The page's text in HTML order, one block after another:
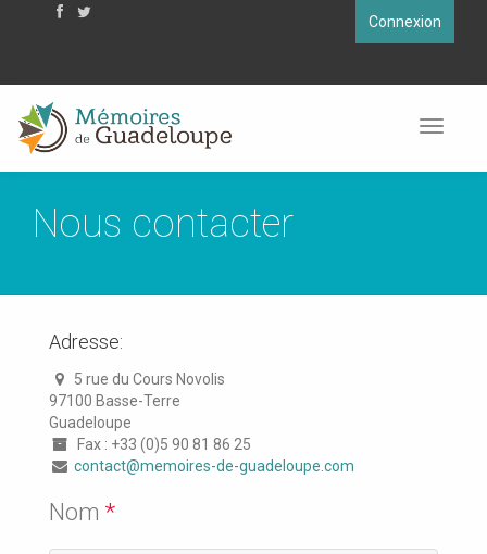
Connexion
Toggle
En utilisant ce site, vous acceptez que les cookies soient utilisés à
des fins d'analyse, de pertinence et de publicité.
Nous contacter
Adresse:
5 rue du Cours Novolis
97100 Basse-Terre
Guadeloupe
Fax : +33 (0)5 90 81 86 25
contact@memoires-de-guadeloupe.com
Nom *